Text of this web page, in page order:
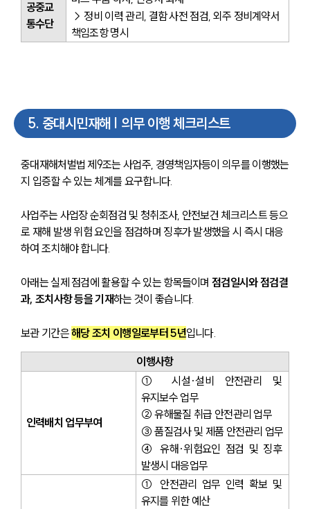
공중교
통수단
→ 정비 이력 관리, 결함 사전 점검, 외주 정비계약서
책임조항 명시
5. 중대시민재해 | 의무 이행 체크리스트
중대재해처벌법 제9조는 사업주, 경영책임자등이 의무를 이행했는
지 입증할 수 있는 체계를 요구합니다.
사업주는 사업장 순회점검 및 청취조사, 안전보건 체크리스트 등으
로 재해 발생 위험 요인을 점검하며 징후가 발생했을 시 즉시 대응
하여 조치해야 합니다.
아래는 실제 점검에 활용할 수 있는 항목들이며 점검일시와 점검결
과, 조치사항 등을 기재하는 것이 좋습니다.
보관 기간은 해당 조치 이행일로부터 5년입니다.
이행사항
인력배치 업무부여
① 시설·설비 안전관리 및
유지보수 업무
② 유해물질 취급 안전관리 업무
③ 품질검사 및 제품 안전관리 업무
④ 유해·위험요인 점검 및 징후
발생시 대응업무
① 안전관리 업무 인력 확보 및
유지를 위한 예산